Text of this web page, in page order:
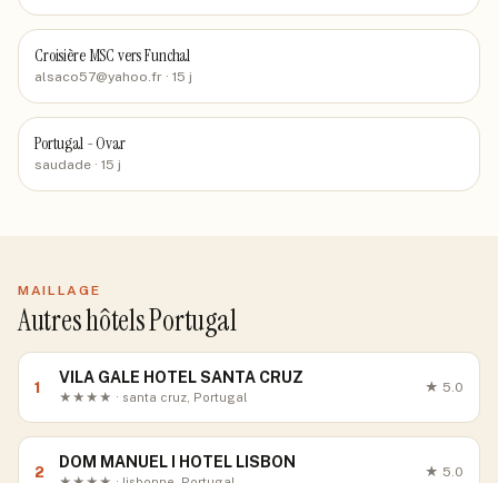
Croisière MSC vers Funchal
alsaco57@yahoo.fr · 15 j
Portugal - Ovar
saudade · 15 j
MAILLAGE
Autres hôtels Portugal
1
VILA GALE HOTEL SANTA CRUZ
★★★★ · santa cruz, Portugal
★ 5.0
2
DOM MANUEL I HOTEL LISBON
★ 5.0